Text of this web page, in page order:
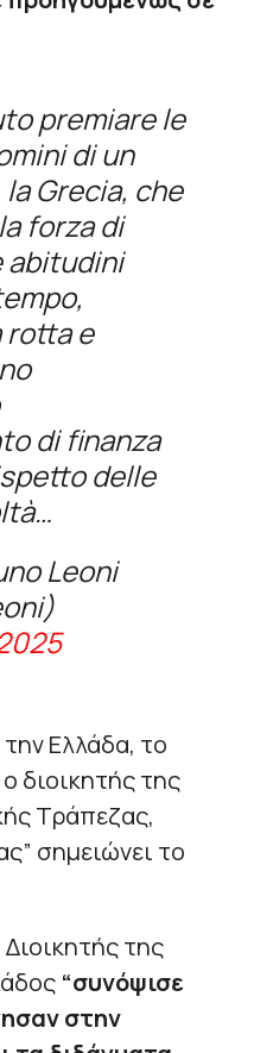
premiare le
di un
Grecia, che
forza di
abitudini
rotta e
di finanza
delle
Leoni
Ελλάδα, το
διοικητής της
Τράπεζας,
σημειώνει το
της
“συνόψισε
στην